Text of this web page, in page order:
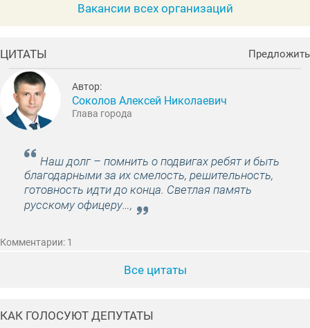
Вакансии всех организаций
ЦИТАТЫ Предложить
Автор:
Соколов Алексей Николаевич
Глава города
Наш долг – помнить о подвигах ребят и быть
благодарными за их смелость, решительность,
готовность идти до конца. Светлая память
русскому офицеру…,
Комментарии: 1
Все цитаты
КАК ГОЛОСУЮТ ДЕПУТАТЫ